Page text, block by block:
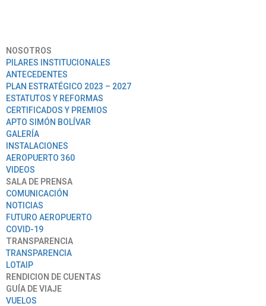
NOSOTROS
PILARES INSTITUCIONALES
ANTECEDENTES
PLAN ESTRATÉGICO 2023 – 2027
ESTATUTOS Y REFORMAS
CERTIFICADOS Y PREMIOS
APTO SIMÓN BOLÍVAR
GALERÍA
INSTALACIONES
AEROPUERTO 360
VIDEOS
SALA DE PRENSA
COMUNICACIÓN
NOTICIAS
FUTURO AEROPUERTO
COVID-19
TRANSPARENCIA
TRANSPARENCIA
LOTAIP
RENDICION DE CUENTAS
GUÍA DE VIAJE
VUELOS